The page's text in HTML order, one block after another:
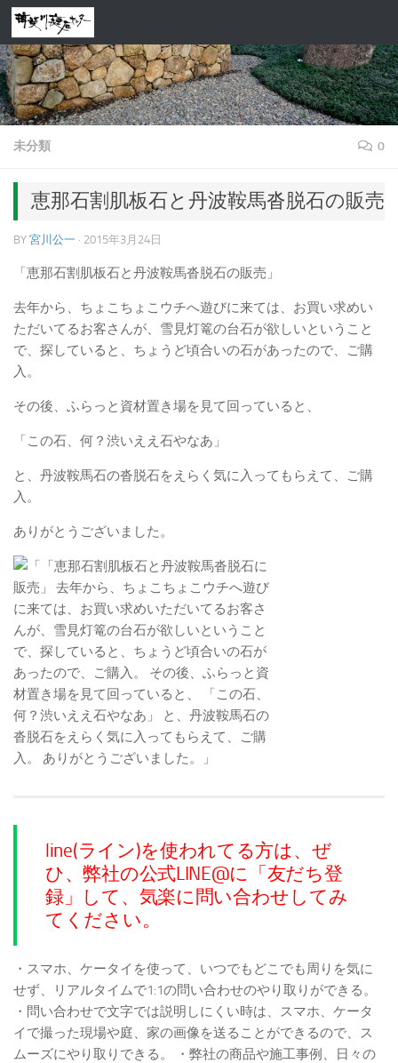
コンテンツへスキップ
未分類 0
恵那石割肌板石と丹波鞍馬沓脱石の販売
BY 宮川公一 · 2015年3月24日
「恵那石割肌板石と丹波鞍馬沓脱石の販売」
去年から、ちょこちょこウチへ遊びに来ては、お買い求めい
ただいてるお客さんが、雪見灯篭の台石が欲しいということ
で、探していると、ちょうど頃合いの石があったので、ご購
入。
その後、ふらっと資材置き場を見て回っていると、
「この石、何？渋いええ石やなあ」
と、丹波鞍馬石の沓脱石をえらく気に入ってもらえて、ご購
入。
ありがとうございました。
line(ライン)を使われてる方は、ぜ
ひ、弊社の公式LINE@に「友だち登
録」して、気楽に問い合わせしてみ
てください。
・スマホ、ケータイを使って、いつでもどこでも周りを気に
せず、リアルタイムで1:1の問い合わせのやり取りができる。
・問い合わせで文字では説明しにくい時は、スマホ、ケータ
イで撮った現場や庭、家の画像を送ることができるので、ス
ムーズにやり取りできる。
・弊社の商品や施工事例、日々の